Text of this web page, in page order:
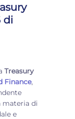
di
Treasury
Finance,
materia di
e